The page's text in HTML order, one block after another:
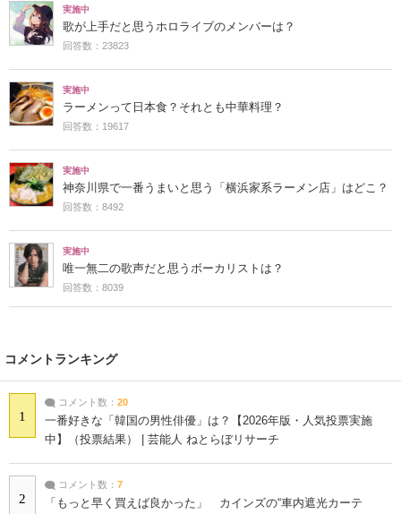
実施中
歌が上手だと思うホロライブのメンバーは？
回答数：23823
実施中
ラーメンって日本食？それとも中華料理？
回答数：19617
実施中
神奈川県で一番うまいと思う「横浜家系ラーメン店」はどこ？
回答数：8492
実施中
唯一無二の歌声だと思うボーカリストは？
回答数：8039
コメントランキング
1
コメント数： 20
一番好きな「韓国の男性俳優」は？【2026年版・人気投票実施
中】（投票結果） | 芸能人 ねとらぼリサーチ
2
コメント数： 7
「もっと早く買えば良かった」 カインズの“車内遮光カーテ